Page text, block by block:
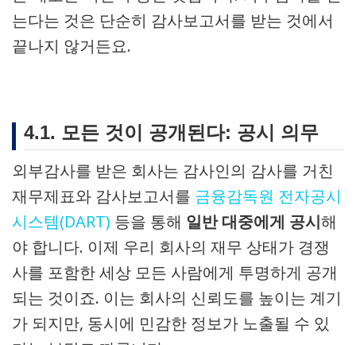
는다는 것은 단순히 감사보고서를 받는 것에서
끝나지 않거든요.
4.1. 모든 것이 공개된다: 공시 의무
외부감사를 받은 회사는 감사인의 감사를 거친
재무제표와 감사보고서를 금융감독원 전자공시
시스템(DART) 등을 통해 일반 대중에게 공시해
야 합니다. 이제 우리 회사의 재무 상태가 경쟁
사를 포함한 세상 모든 사람에게 투명하게 공개
되는 것이죠. 이는 회사의 신뢰도를 높이는 계기
가 되지만, 동시에 민감한 정보가 노출될 수 있